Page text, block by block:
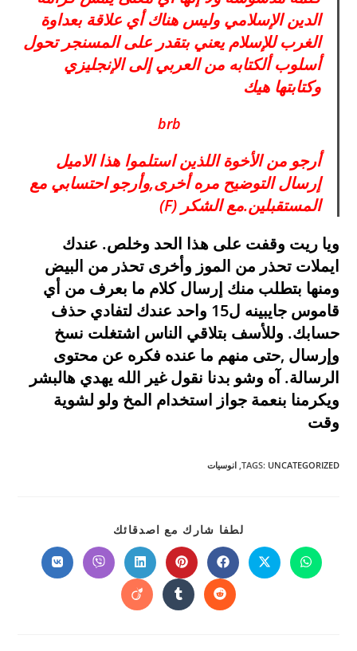
الدين الإسلامي وليس هناك أي علاقة بعداوة
الغرب للإسلام يعني بتقدر على المسنجر تحول
أسلوب ألكتابه من العربي إلى الإنجليزي
وكتابتها هيك
brb
أرجو من الأخوة اللذين استلموا هذا الاميل
إرسال التوضيح مره أخرى,وأرجو احتسابي مع
المستقبلين.مع الشكر (F)
ويا ريت وقفت على هذا الحد وخلص. عندك
ايملات تحذر من الموز وأخرى تحذر من البيض
ومنها بتطلب منك إرسال كلام ما بعرف من أي
قاموس جايبينه ل15 واحد عندك لتفادي حذف
حسابك. وللأسف بتلاقي الناس اشتغلت نسخ
وإرسال ,حتى منهم ما عنده فكره عن محتوى
الرسالة. آه وشو بدنا نقول غير الله يهدي هالبشر
ويكرمنا بنعمة جواز استخدام المخ ولو لشوية
وقت
TAGS: UNCATEGORIZED
, انوسيات
لطفا شارك مع اصدقائك
THIS
CONTENT
Opens
in
Opens
in
window
Opens
in
a
new
window
Opens
in
a
new
window
Opens
in
a
new
window
Opens
in
Opens
in
Opens
in
Opens
in
Opens
in